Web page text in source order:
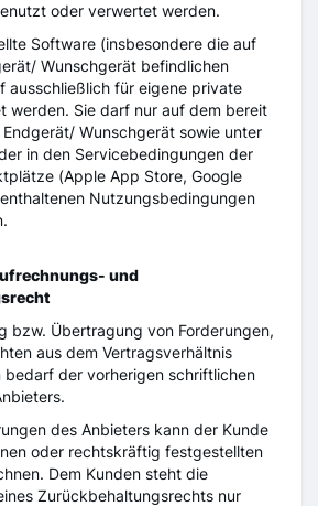
oder verwertet werden.
Software (insbesondere die auf
Wunschgerät befindlichen
ausschließlich für eigene private
werden. Sie darf nur auf dem bereit
Wunschgerät sowie unter
in den Servicebedingungen der
(Apple App Store, Google
Nutzungsbedingungen
und
bzw. Übertragung von Forderungen,
aus dem Vertragsverhältnis
bedarf der vorherigen schriftlichen
des Anbieters kann der Kunde
oder rechtskräftig festgestellten
Dem Kunden steht die
Zurückbehaltungsrechts nur